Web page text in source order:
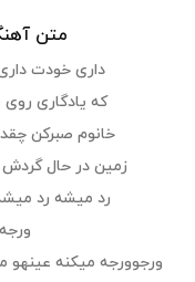
متن
داری خودت
که یادگاری روی
خانوم صبرکن
زمین در حال
رد میشه رد
ورجوورجه میکنه